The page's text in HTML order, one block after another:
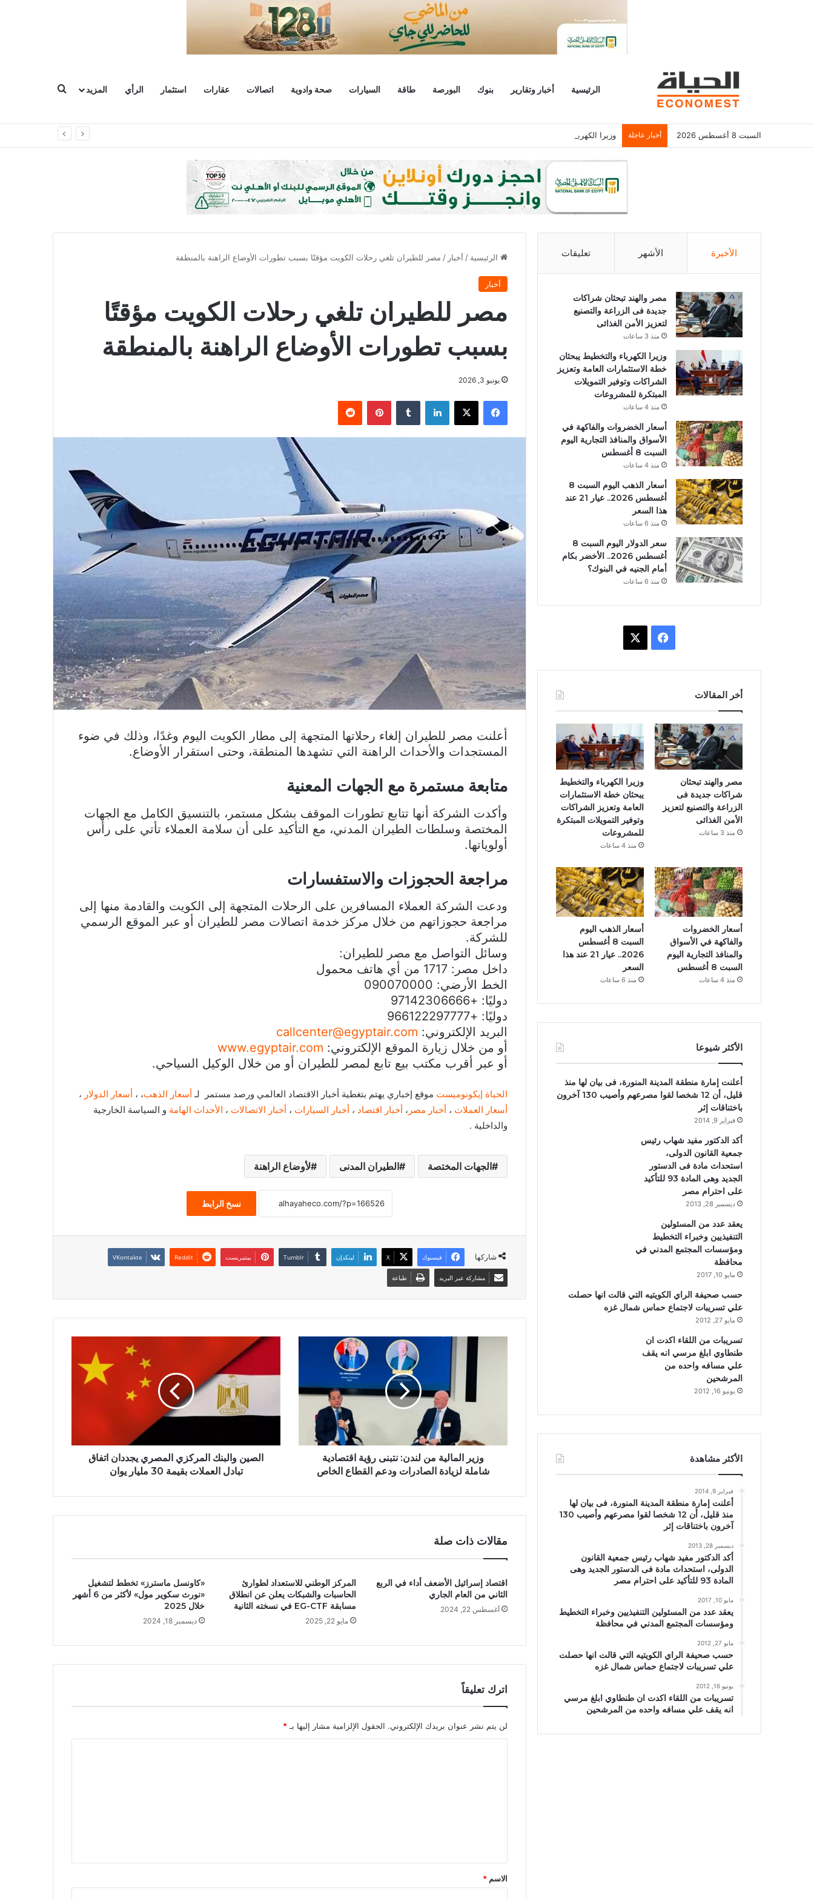
الرئيسية أخبار وتقارير بنوك البورصة طاقة السيارات صحة وادوية اتصالات عقارات استثمار الرأي المزيد بحث عن
السبت 8 أغسطس 2026 أخبار عاجلة وزيرا الكهرباء والتخطيط يبحثان خطة الاستثمارات العامة وتعزيز الشراكات وتوفير التمويلات المبتكرة للمشروعات
الرئيسية / أخبار / مصر للطيران تلغي رحلات الكويت مؤقتًا بسبب تطورات الأوضاع الراهنة بالمنطقة
أخبار
مصر للطيران تلغي رحلات الكويت مؤقتًا
بسبب تطورات الأوضاع الراهنة بالمنطقة
يونيو 3, 2026
فيسبوك X لينكدإن بينتيريست
أعلنت مصر للطيران إلغاء رحلاتها المتجهة إلى مطار الكويت اليوم وغدًا، وذلك في ضوء
المستجدات والأحداث الراهنة التي تشهدها المنطقة، وحتى استقرار الأوضاع.
متابعة مستمرة مع الجهات المعنية
وأكدت الشركة أنها تتابع تطورات الموقف بشكل مستمر، بالتنسيق الكامل مع الجهات
المختصة وسلطات الطيران المدني، مع التأكيد على أن سلامة العملاء تأتي على رأس
أولوياتها.
مراجعة الحجوزات والاستفسارات
ودعت الشركة العملاء المسافرين على الرحلات المتجهة إلى الكويت والقادمة منها إلى
مراجعة حجوزاتهم من خلال مركز خدمة اتصالات مصر للطيران أو عبر الموقع الرسمي
للشركة.
وسائل التواصل مع مصر للطيران:
داخل مصر: 1717 من أي هاتف محمول
الخط الأرضي: 090070000
دوليًا: +97142306666
دوليًا: +966122297777
البريد الإلكتروني: callcenter@egyptair.com
أو من خلال زيارة الموقع الإلكتروني: www.egyptair.com
أو عبر أقرب مكتب بيع تابع لمصر للطيران أو من خلال الوكيل السياحي.
الحياة إيكونوميست موقع إخباري يهتم بتغطية أخبار الاقتصاد العالمي ورصد مستمر لـأسعار الذهب، ، أسعار الدولار ،
أسعار العملات ، أخبار مصر ، أخبار اقتصاد ، أخبار السيارات ، أخبار الاتصالات ، الأحداث الهامة و السياسة الخارجية
والداخلية .
الجهات المختصة الطيران المدنى لأوضاع الراهنة
نسخ الرابط
شاركها فيسبوك X لينكدإن بينتيريست
مشاركة عبر البريد طباعة
وزير المالية من لندن: نتبنى رؤية اقتصادية
شاملة لزيادة الصادرات ودعم القطاع الخاص
الصين والبنك المركزي المصري يجددان اتفاق
تبادل العملات بقيمة 30 مليار يوان
مقالات ذات صلة
اقتصاد إسرائيل الأضعف أداء في الربع
الثاني من العام الجاري
أغسطس 22, 2024
المركز الوطني للاستعداد لطوارئ
الحاسبات والشبكات يعلن عن انطلاق
مسابقة EG-CTF في نسخته الثانية
مايو 22, 2025
«كاونسل ماسترز» تخطط لتشغيل
«نورث سكوير مول» لأكثر من 6 أشهر
خلال 2025
ديسمبر 18, 2024
اترك تعليقاً
لن يتم نشر عنوان بريدك الإلكتروني. الحقول الإلزامية مشار إليها بـ *
*
الاسم *
الأخيرة الأشهر تعليقات
مصر والهند تبحثان شراكات
جديدة فى الزراعة والتصنيع
لتعزيز الأمن الغذائى
منذ 3 ساعات
وزيرا الكهرباء والتخطيط يبحثان
خطة الاستثمارات العامة وتعزيز
الشراكات وتوفير التمويلات
المبتكرة للمشروعات
منذ 4 ساعات
أسعار الخضروات والفاكهة في
الأسواق والمنافذ التجارية اليوم
السبت 8 أغسطس
منذ 4 ساعات
أسعار الذهب اليوم السبت 8
أغسطس 2026.. عيار 21 عند
هذا السعر
منذ 6 ساعات
سعر الدولار اليوم السبت 8
أغسطس 2026.. الأخضر بكام
أمام الجنيه في البنوك؟
منذ 6 ساعات
فيسبوك
أخر المقالات
مصر والهند تبحثان
شراكات جديدة فى
الزراعة والتصنيع لتعزيز
الأمن الغذائى
منذ 3 ساعات
وزيرا الكهرباء والتخطيط
يبحثان خطة الاستثمارات
العامة وتعزيز الشراكات
وتوفير التمويلات المبتكرة
للمشروعات
منذ 4 ساعات
أسعار الخضروات
والفاكهة في الأسواق
والمنافذ التجارية اليوم
السبت 8 أغسطس
منذ 4 ساعات
أسعار الذهب اليوم
السبت 8 أغسطس
2026.. عيار 21 عند هذا
السعر
منذ 6 ساعات
الأكثر شيوعا
أعلنت إمارة منطقة المدينة المنورة، فى بيان لها منذ
قليل، أن 12 شخصا لقوا مصرعهم وأصيب 130 آخرون
باختناقات إثر
فبراير 9, 2014
أكد الدكتور مفيد شهاب رئيس
جمعية القانون الدولى،
استحداث مادة فى الدستور
الجديد وهى المادة 93 للتأكيد
على احترام مصر
ديسمبر 28, 2013
يعقد عدد من المسئولين
التنفيذيين وخبراء التخطيط
ومؤسسات المجتمع المدني في
محافظة
مايو 10, 2017
حسب صحيفة الراي الكويتيه التي قالت انها حصلت
علي تسريبات لاجتماع حماس شمال غزه
مايو 27, 2012
تسريبات من اللقاء اكدت ان
طنطاوي ابلغ مرسي انه يقف
علي مسافه واحده من
المرشحين
يونيو 16, 2012
الأكثر مشاهدة
فبراير 9, 2014
أعلنت إمارة منطقة المدينة المنورة، فى بيان لها
منذ قليل، أن 12 شخصا لقوا مصرعهم وأصيب 130
آخرون باختناقات إثر
ديسمبر 28, 2013
أكد الدكتور مفيد شهاب رئيس جمعية القانون
الدولى، استحداث مادة فى الدستور الجديد وهى
المادة 93 للتأكيد على احترام مصر
مايو 10, 2017
يعقد عدد من المسئولين التنفيذيين وخبراء التخطيط
ومؤسسات المجتمع المدني في محافظة
مايو 27, 2012
حسب صحيفة الراي الكويتيه التي قالت انها حصلت
علي تسريبات لاجتماع حماس شمال غزه
يونيو 16, 2012
تسريبات من اللقاء اكدت ان طنطاوي ابلغ مرسي
انه يقف علي مسافه واحده من المرشحين